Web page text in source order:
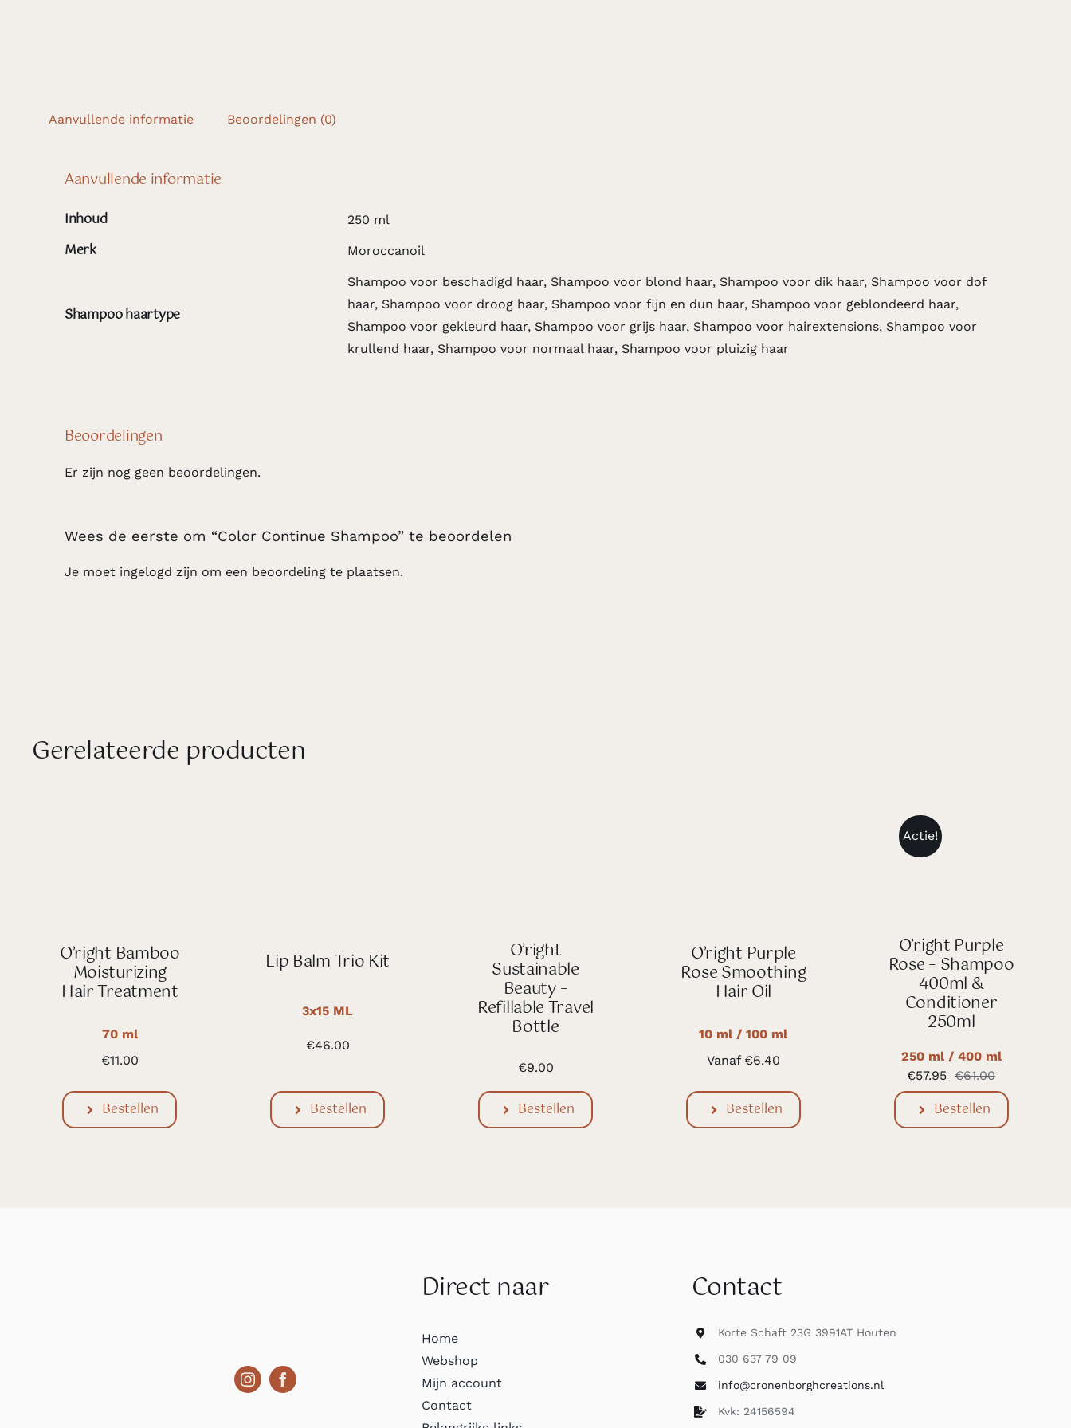
Aanvullende informatie Beoordelingen (0)
Aanvullende informatie
Inhoud 250 ml
Merk Moroccanoil
Shampoo haartype
Shampoo voor beschadigd haar, Shampoo voor blond haar, Shampoo voor dik haar, Shampoo voor dof
haar, Shampoo voor droog haar, Shampoo voor fijn en dun haar, Shampoo voor geblondeerd haar,
Shampoo voor gekleurd haar, Shampoo voor grijs haar, Shampoo voor hairextensions, Shampoo voor
krullend haar, Shampoo voor normaal haar, Shampoo voor pluizig haar
Beoordelingen
Er zijn nog geen beoordelingen.
Wees de eerste om “Color Continue Shampoo” te beoordelen
Je moet ingelogd zijn om een beoordeling te plaatsen.
Gerelateerde producten
O’right Bamboo
Moisturizing
Hair Treatment
70 ml
€11.00
Bestellen
Lip Balm Trio Kit
3x15 ML
€46.00
Bestellen
O’right
Sustainable
Beauty –
Refillable Travel
Bottle
€9.00
Bestellen
O’right Purple
Rose Smoothing
Hair Oil
10 ml / 100 ml
Vanaf €6.40
Bestellen
Actie!
O’right Purple
Rose – Shampoo
400ml &
Conditioner
250ml
250 ml / 400 ml
€61.00
prijs
€61.00.
€57.95
Huidige
prijs
€57.95.
Bestellen
Direct naar
Home
Webshop
Mijn account
Contact
Contact
Korte Schaft 23G 3991AT Houten
030 637 79 09
info@cronenborghcreations.nl
Kvk: 24156594